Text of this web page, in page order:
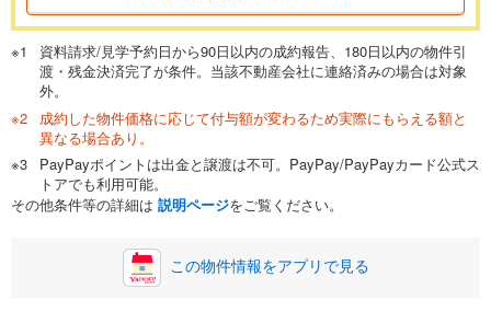
閉じる
頭金 万円
0万円 7,199万円
自己資金から住宅購入にかけられる金額を入力してくださ
い。一般的には物件価格の2割までが目安です。
閉じる
ボーナス
万円
0円
資料請求/見学予約日から90日以内の成約報告、180日以内の物件引
渡・残金決済完了が条件。当該不動産会社に連絡済みの場合は対象
外。
成約した物件価格に応じて付与額が変わるため実際にもらえる額と
異なる場合あり。
PayPayポイントは出金と譲渡は不可。PayPay/PayPayカード公式ス
トアでも利用可能。
その他条件等の詳細は 説明ページをご覧ください。
この物件情報をアプリで見る